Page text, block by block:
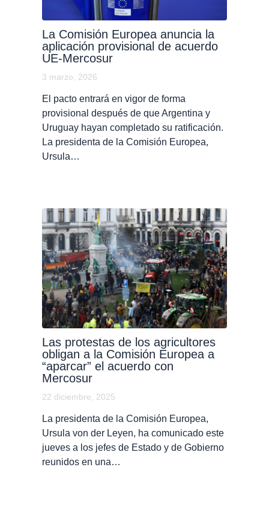
La Comisión Europea anuncia la
aplicación provisional de acuerdo
UE-Mercosur
3 marzo, 2026
El pacto entrará en vigor de forma
provisional después de que Argentina y
Uruguay hayan completado su ratificación.
La presidenta de la Comisión Europea,
Ursula…
Las protestas de los agricultores
obligan a la Comisión Europea a
“aparcar” el acuerdo con
Mercosur
22 diciembre, 2025
La presidenta de la Comisión Europea,
Ursula von der Leyen, ha comunicado este
jueves a los jefes de Estado y de Gobierno
reunidos en una…